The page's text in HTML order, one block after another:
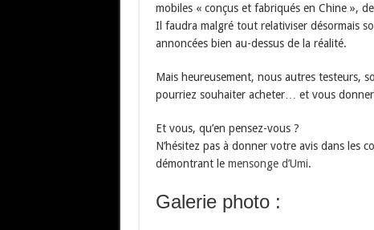
mobiles « conçus et fabriqués en Chine »,
Il faudra malgré tout relativiser désormais
annoncées bien au-dessus de la réalité.
Mais heureusement, nous autres testeurs,
pourriez souhaiter acheter… et vous
Et vous, qu’en pensez-vous ?
N’hésitez pas à donner votre avis dans les
démontrant le mensonge d’Umi.
Galerie photo :